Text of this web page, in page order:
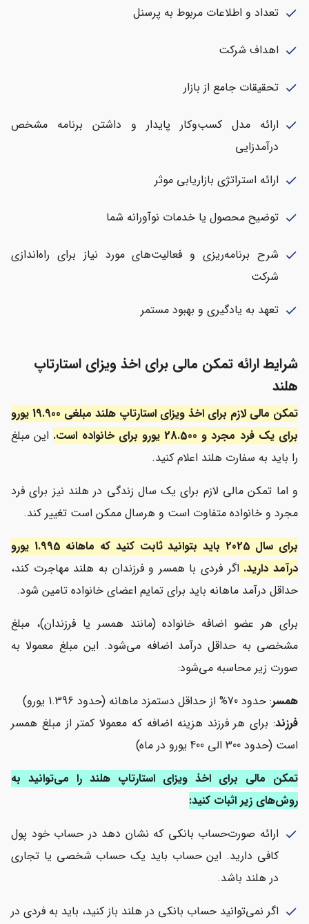
check تعداد و اطلاعات مربوط به پرسنل
check اهداف شرکت
check تحقیقات جامع از بازار
check ارائه مدل کسب‌وکار پایدار و داشتن برنامه مشخص
درآمدزایی
check ارائه استراتژی بازاریابی موثر
check توضیح محصول یا خدمات نوآورانه شما
check شرح برنامه‌ریزی و فعالیت‌های مورد نیاز برای راه‌اندازی
شرکت
check تعهد به یادگیری و بهبود مستمر
شرایط ارائه تمکن مالی برای اخذ ویزای استارتاپ
هلند
تمکن مالی لازم برای اخذ ویزای استارتاپ هلند مبلغی 19.900 یورو
برای یک فرد مجرد و 28.500 یورو برای خانواده است.
این مبلغ
را باید به سفارت هلند اعلام کنید.
و اما تمکن مالی لازم برای یک سال زندگی در هلند نیز برای فرد
مجرد و خانواده متفاوت است و هرسال ممکن است تغییر کند.
برای سال 2025 باید بتوانید ثابت کنید که م
اهانه 1.995 یورو
درآمد دارید. اگر فردی با همسر و فرزندان به هلند مهاجرت کند،
حداقل درآمد ماهانه باید برای تمایم اعضای خانواده تامین شود.
برای هر عضو اضافه خانواده (مانند همسر یا فرزندان)، مبلغ
مشخصی به حداقل درآمد اضافه می‌شود. این مبلغ معمولا به
صورت زیر محاسبه می‌شود:
همسر: حدود 70% از حداقل دستمزد ماهانه (حدود 1.396 یورو)
فرزند: برای هر فرزند هزینه اضافه که معمولا کمتر از مبلغ همسر
است (حدود 300 الی 400 یورو در ماه)
تمکن مالی برای اخذ ویزای استارتاپ هلند را می‌توانید به
روش‌های زیر اثبات کنید:
check ارائه صورت‌حساب بانکی که نشان دهد در حساب خود پول
کافی دارید. این حساب باید یک حساب شخصی یا تجاری
در هلند باشد.
check اگر نمی‌توانید حساب بانکی در هلند باز کنید، باید به فردی در